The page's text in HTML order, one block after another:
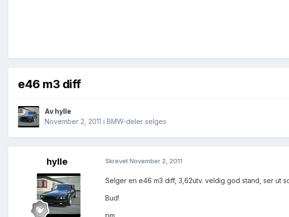
e46 m3 diff
Av hylle
November 2, 2011 i BMW-deler selges
hylle SkrevetNovember 2, 2011
Selger en e46 m3 diff, 3,62utv. veldig god stand, ser ut
Bud!